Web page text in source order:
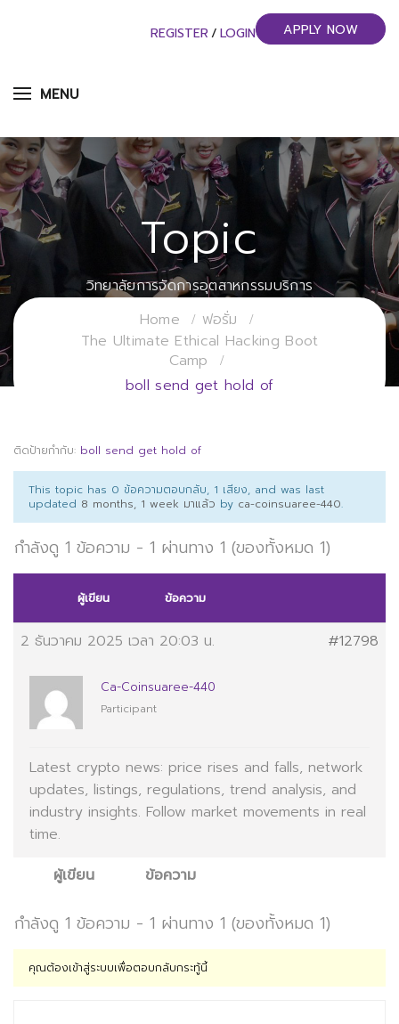
MENU
REGISTER / LOGIN APPLY NOW
Topic
วิทยาลัยการจัดการอุตสาหกรรมบริการ
มหาวิทยาลัยราชภัฏสวนสุนันทา
Home
ฟอรั่ม
The Ultimate Ethical Hacking Boot
Camp
boll send get hold of
ติดป้ายกำกับ: boll send get hold of
This topic has 0 ข้อความตอบกลับ, 1 เสียง, and was last
updated 8 months, 1 week มาแล้ว by ca-coinsuaree-440.
กำลังดู 1 ข้อความ - 1 ผ่านทาง 1 (ของทั้งหมด 1)
ผู้เขียน ข้อความ
2 ธันวาคม 2025 เวลา 20:03 น. #12798
Ca-Coinsuaree-440
Participant
Latest crypto news: price rises and falls, network
updates, listings, regulations, trend analysis, and
industry insights. Follow market movements in real
time.
ผู้เขียน
ข้อความ
กำลังดู 1 ข้อความ - 1 ผ่านทาง 1 (ของทั้งหมด 1)
คุณต้องเข้าสู่ระบบเพื่อตอบกลับกระทู้นี้